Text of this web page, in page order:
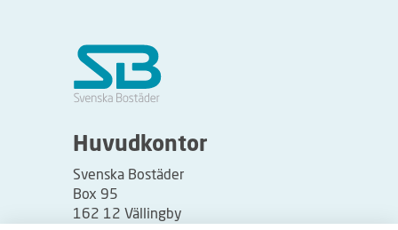
Huvudkontor
Svenska Bostäder
Box 95
162 12 Vällingby